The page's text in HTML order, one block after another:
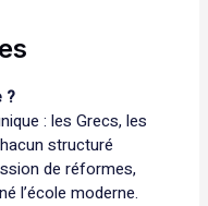
?
: les Grecs, les
structuré
de réformes,
l’école moderne.